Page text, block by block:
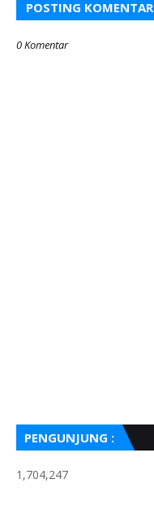
POSTING KOMENTAR
0 Komentar
PENGUNJUNG :
1,704,247